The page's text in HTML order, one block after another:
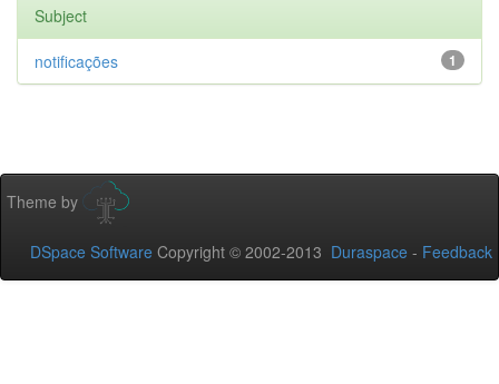
Subject
1
notificações
Theme by
DSpace Software Copyright © 2002-2013 Duraspace - Feedback